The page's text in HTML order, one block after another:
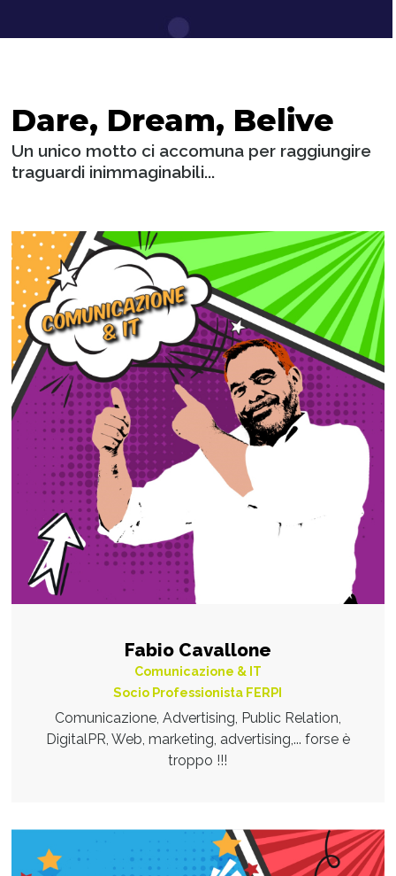
Dare, Dream, Belive
Un unico motto ci accomuna per raggiungire
traguardi inimmaginabili...
Fabio Cavallone
Comunicazione & IT
Socio Professionista FERPI
Comunicazione, Advertising, Public Relation,
DigitalPR, Web, marketing, advertising,... forse è
troppo !!!